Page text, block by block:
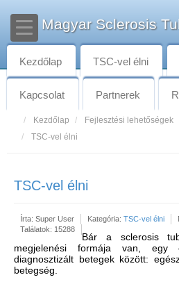
Magyar Sclerosis
Kezdőlap TSC-vel élni
Kapcsolat Partnerek
Kezdőlap Fejlesztési lehetőségek
TSC-vel élni
TSC-vel élni
Írta: Super User Kategória: TSC-vel élni
Találatok: 15288
Bár a sclerosis
megjelenési formája van,
diagnosztizált betegek között:
betegség.